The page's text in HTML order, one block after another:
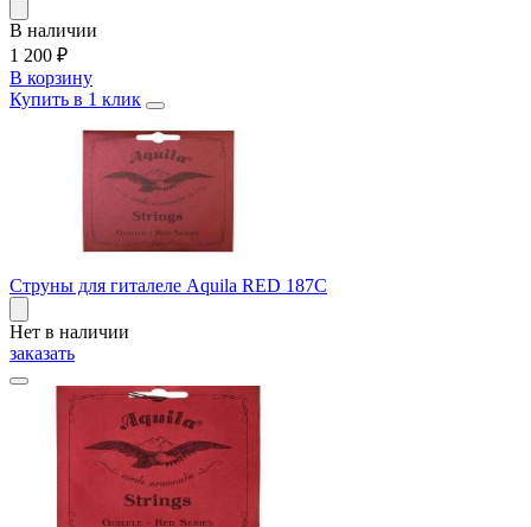
В наличии
1 200 ₽
В корзину
Купить в 1 клик
Струны для гиталеле Aquila RED 187C
Нет в наличии
заказать